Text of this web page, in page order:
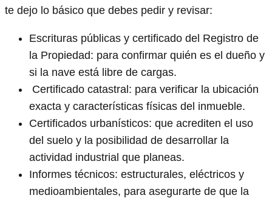
te dejo lo básico que debes pedir y revisar:
Escrituras públicas y certificado del Registro de
la Propiedad: para confirmar quién es el dueño y
si la nave está libre de cargas.
️ Certificado catastral: para verificar la ubicación
exacta y características físicas del inmueble.
Certificados urbanísticos: que acrediten el uso
del suelo y la posibilidad de desarrollar la
actividad industrial que planeas.
Informes técnicos: estructurales, eléctricos y
medioambientales, para asegurarte de que la